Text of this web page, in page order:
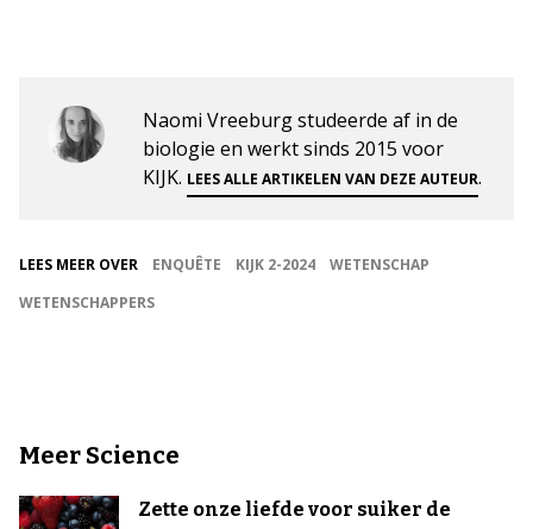
Naomi Vreeburg studeerde af in de
biologie en werkt sinds 2015 voor
KIJK. LEES ALLE ARTIKELEN VAN DEZE AUTEUR.
LEES MEER OVER ENQUÊTE KIJK 2-2024
WETENSCHAP
WETENSCHAPPERS
Meer Science
Zette onze liefde voor suiker de